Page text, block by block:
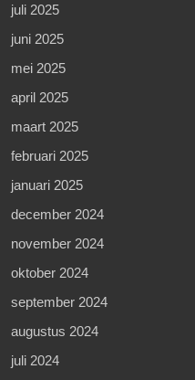
juli 2025
juni 2025
mei 2025
april 2025
maart 2025
februari 2025
januari 2025
december 2024
november 2024
oktober 2024
september 2024
augustus 2024
juli 2024